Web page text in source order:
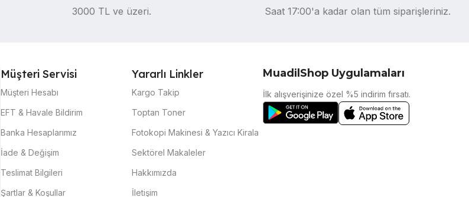
3000 TL ve üzeri. Saat 17:00'a kadar olan tüm siparişleriniz.
Müşteri Servisi
Müşteri Hesabı
EFT & Havale Bildirim
Banka Hesaplarımız
İade & Değişim
Teslimat Bilgileri
Şartlar & Koşullar
Yararlı Linkler
Kargo Takip
Toptan Toner
Fotokopi Makinesi & Yazıcı Kirala
Sektörel Makaleler
Hakkımızda
İletişim
MuadilShop Uygulamaları
İlk alışverişinize özel %5 indirim fırsatı.